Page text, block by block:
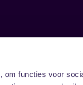
om functies voor
Onze